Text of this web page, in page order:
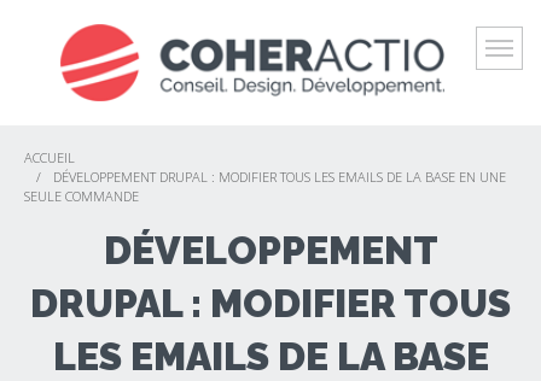
NOTRE OFFRE
CONTACT
ACCUEIL
/
DÉVELOPPEMENT DRUPAL : MODIFIER TOUS LES EMAILS DE LA BASE EN UNE
SEULE COMMANDE
DÉVELOPPEMENT
DRUPAL : MODIFIER TOUS
LES EMAILS DE LA BASE